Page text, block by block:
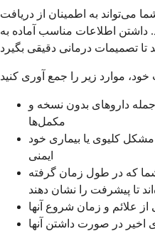
می‌تواند به اطمینان از دریافت
اطلاعات مناسب آماده به
جمله داروهای بدون نسخه و
مکمل‌ها
کلیوی یا بیماری خود
ایمنی
که در طول زمان گرفته
تا پیشرفت را نشان دهند
از علائم و زمان شروع آنها
اخیر در صورت داشتن آنها